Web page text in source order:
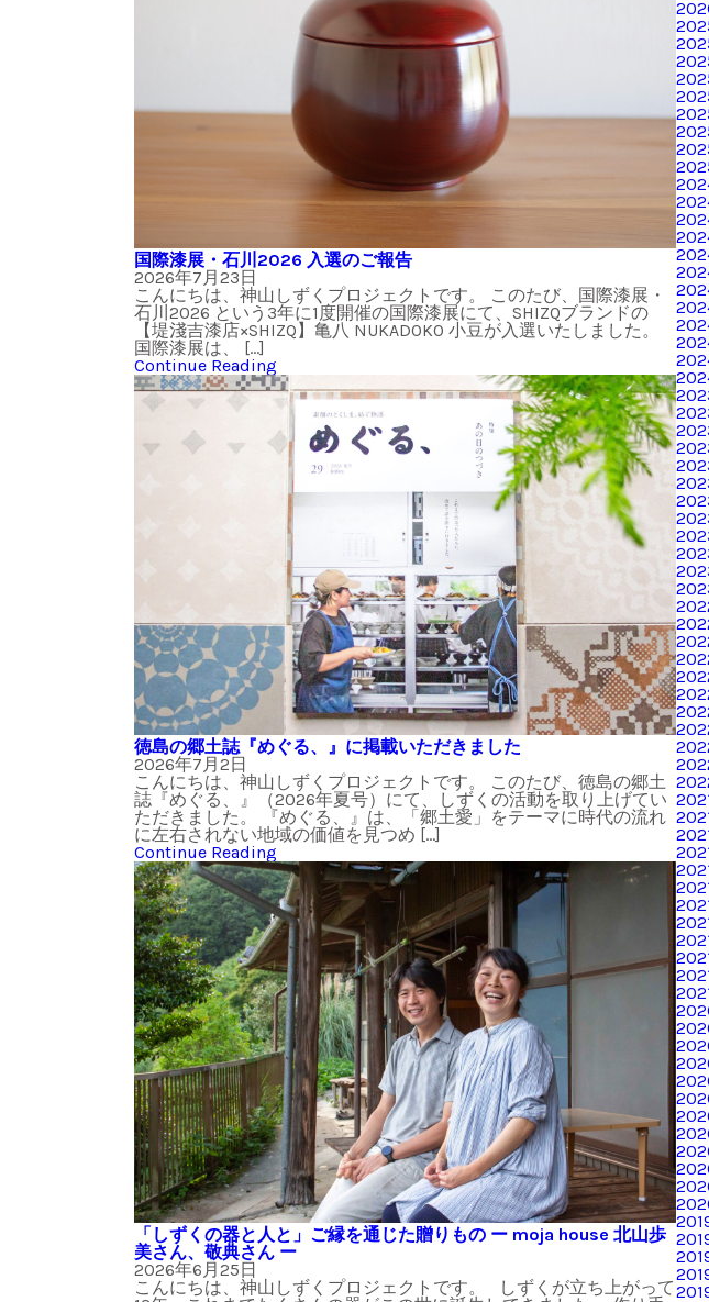
国際漆展・石川2026 入選のご報告
2026年7月23日
こんにちは、神山しずくプロジェクトです。 このたび、国際漆展・
石川2026 という3年に1度開催の国際漆展にて、SHIZQブランドの
【堤淺吉漆店×SHIZQ】亀八 NUKADOKO 小豆が入選いたしました。
国際漆展は、 […]
Continue Reading
徳島の郷土誌『めぐる、』に掲載いただきました
2026年7月2日
こんにちは、神山しずくプロジェクトです。 このたび、徳島の郷土
誌『めぐる、』（2026年夏号）にて、しずくの活動を取り上げてい
ただきました。 『めぐる、』は、「郷土愛」をテーマに時代の流れ
に左右されない地域の価値を見つめ […]
Continue Reading
「しずくの器と人と」ご縁を通じた贈りもの ー moja house 北山歩
美さん、敬典さん ー
2026年6月25日
こんにちは、神山しずくプロジェクトです。 しずくが立ち上がって